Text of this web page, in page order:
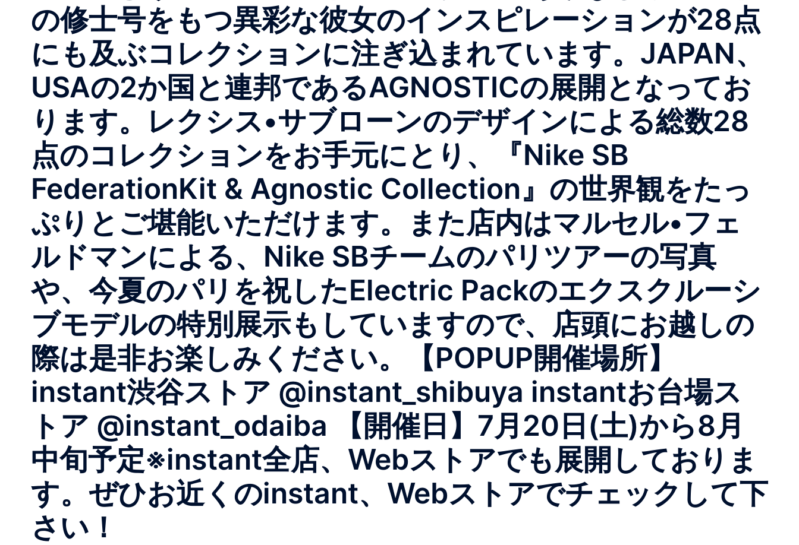
の修士号をもつ異彩な彼女のインスピレーションが28点
にも及ぶコレクションに注ぎ込まれています。JAPAN、
USAの2か国と連邦であるAGNOSTICの展開となってお
ります。レクシス•サブローンのデザインによる総数28
点のコレクションをお手元にとり、『Nike SB
FederationKit & Agnostic Collection』の世界観をたっ
ぷりとご堪能いただけます。また店内はマルセル•フェ
ルドマンによる、Nike SBチームのパリツアーの写真
や、今夏のパリを祝したElectric Packのエクスクルーシ
ブモデルの特別展示もしていますので、店頭にお越しの
際は是非お楽しみください。【POPUP開催場所】
instant渋谷ストア @instant_shibuya instantお台場ス
トア @instant_odaiba 【開催日】7月20日(土)から8月
中旬予定※instant全店、Webストアでも展開しておりま
す。ぜひお近くのinstant、Webストアでチェックして下
さい！